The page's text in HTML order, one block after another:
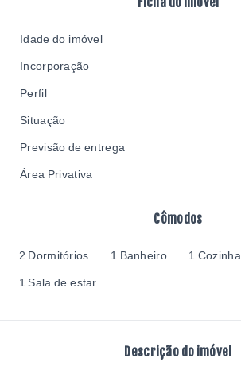
Cômodos
2 Dormitórios 1 Banheiro 1 Cozinha
1 Sala de estar
Descrição do imóvel
Idade do imóvel
Incorporação
Perfil
Situação
Previsão de entrega
Área Privativa